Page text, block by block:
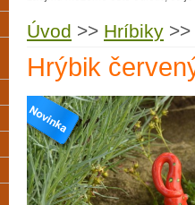
Úvod >> Hríbiky >>
Hrýbik